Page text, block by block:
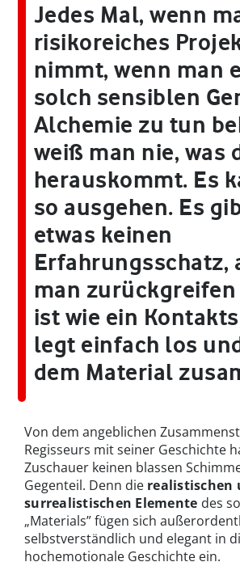
Jedes Mal, wenn
risikoreiches
nimmt, wenn man
solch sensiblen
Alchemie zu tun
weiß man nie, was
herauskommt. Es
so ausgehen. Es
etwas keinen
Erfahrungsschatz,
man zurückgreifen
ist wie ein
legt einfach los
dem Material
Von dem angeblichen
Regisseurs mit seiner Geschichte
Zuschauer keinen blassen
Gegenteil. Denn die realistischen
surrealistischen Elemente des
„Materials” fügen sich
selbstverständlich und elegant in
hochemotionale Geschichte ein.